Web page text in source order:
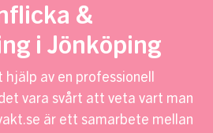
&
i Jönköping
av en professionell
vara svårt att veta vart man
är ett samarbete mellan